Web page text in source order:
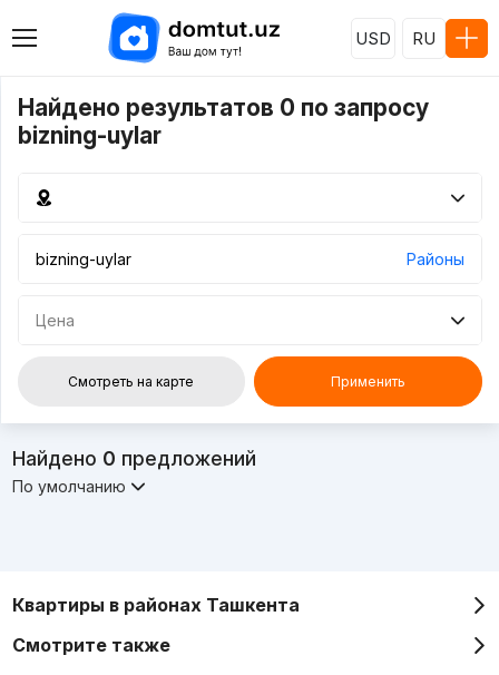
USD RU
Найдено результатов 0 по запросу
bizning-uylar
Районы
Цена
Смотреть на карте Применить
Найдено 0 предложений
По умолчанию
Квартиры в районах Ташкента
Смотрите также